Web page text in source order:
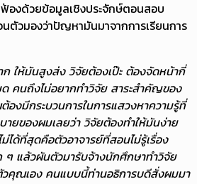
องด้วยข้อมูลเชิงประจักษ์ตอนสอบ
ตัวมองว่าปัญหามันมาจากการเรียนการ
ก ให้มันสูงส่ง วิจัยต้องเป๊ะ ต้องจัดหน้ากี่
คนถึงไม่อยากทำวิจัย สาระสำคัญของ
องมีกระบวนการในการแสวงหาความรู้ที่
ายของผมเลยว่า วิจัยต้องทำให้มันง่าย
ได้ที่สุดคือตัวอาจารย์ที่สอนไม่รู้เรื่อง
ๆ แล้วผันตัวมารับจ้างนักศึกษาทำวิจัย
คุณเอง คนแบบนี้ท่านอธิการบดีสั่งผมมา